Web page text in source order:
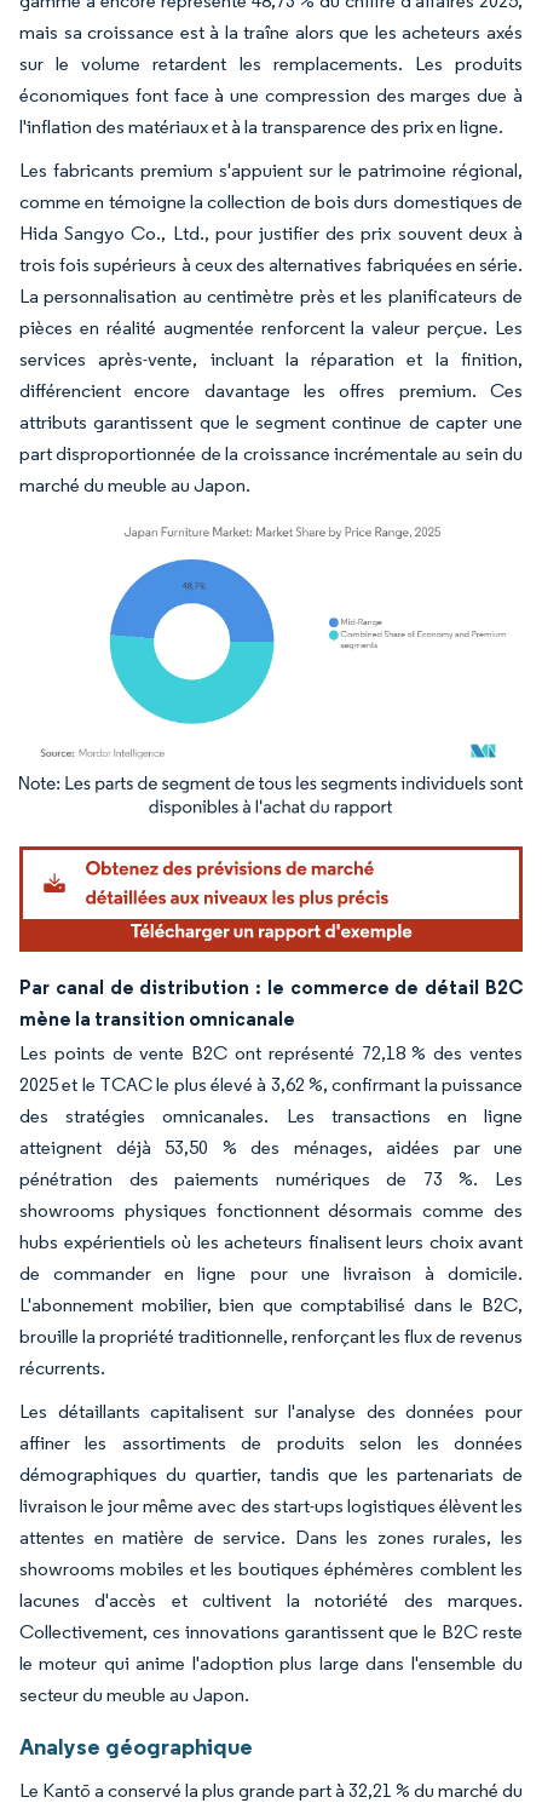
mais sa croissance est à la traîne alors que les acheteurs axés
sur le volume retardent les remplacements. Les produits
économiques font face à une compression des marges due à
l'inflation des matériaux et à la transparence des prix en ligne.
Les fabricants premium s'appuient sur le patrimoine régional,
comme en témoigne la collection de bois durs domestiques de
Hida Sangyo Co., Ltd., pour justifier des prix souvent deux à
trois fois supérieurs à ceux des alternatives fabriquées en série.
La personnalisation au centimètre près et les planificateurs de
pièces en réalité augmentée renforcent la valeur perçue. Les
services après-vente, incluant la réparation et la finition,
différencient encore davantage les offres premium. Ces
attributs garantissent que le segment continue de capter une
part disproportionnée de la croissance incrémentale au sein du
marché du meuble au Japon.
Image © Mordor Intelligence. La réutilisation nécessite une attribution sous CC BY
Par canal de distribution : le commerce de détail B2C
mène la transition omnicanale
Les points de vente B2C ont représenté 72,18 % des ventes
2025 et le TCAC le plus élevé à 3,62 %, confirmant la puissance
des stratégies omnicanales. Les transactions en ligne
atteignent déjà 53,50 % des ménages, aidées par une
pénétration des paiements numériques de 73 %. Les
showrooms physiques fonctionnent désormais comme des
hubs expérientiels où les acheteurs finalisent leurs choix avant
de commander en ligne pour une livraison à domicile.
L'abonnement mobilier, bien que comptabilisé dans le B2C,
brouille la propriété traditionnelle, renforçant les flux de revenus
récurrents.
Les détaillants capitalisent sur l'analyse des données pour
affiner les assortiments de produits selon les données
démographiques du quartier, tandis que les partenariats de
livraison le jour même avec des start-ups logistiques élèvent les
attentes en matière de service. Dans les zones rurales, les
showrooms mobiles et les boutiques éphémères comblent les
lacunes d'accès et cultivent la notoriété des marques.
Collectivement, ces innovations garantissent que le B2C reste
le moteur qui anime l'adoption plus large dans l'ensemble du
secteur du meuble au Japon.
Analyse géographique
Le Kantō a conservé la plus grande part à 32,21 % du marché du